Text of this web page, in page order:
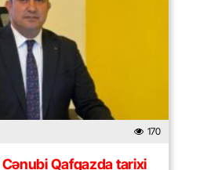
170
Qafqazda tarixi